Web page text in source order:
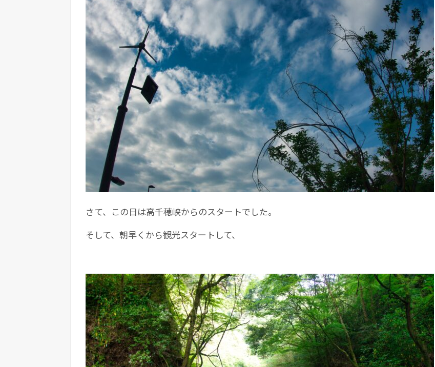
さて、この日は高千穂峡からのスタートでした。
そして、朝早くから観光スタートして、